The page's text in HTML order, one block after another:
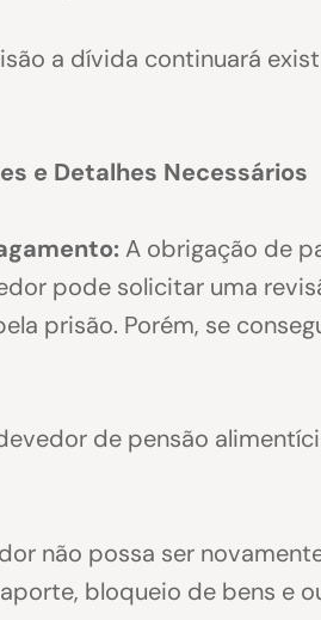
a dívida continuará
e Detalhes Necessários
A obrigação de
pode solicitar uma
prisão. Porém, se
de pensão
não possa ser
bloqueio de bens